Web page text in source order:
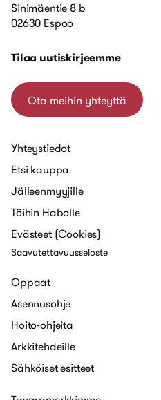
Sinimäentie 8 b
02630 Espoo
Tilaa uutiskirjeemme
Ota meihin yhteyttä
Yhteystiedot
Etsi kauppa
Jälleenmyyjille
Töihin Habolle
Evästeet (Cookies)
Saavutettavuusseloste
Oppaat
Asennusohje
Hoito-ohjeita
Arkkitehdeille
Sähköiset esitteet